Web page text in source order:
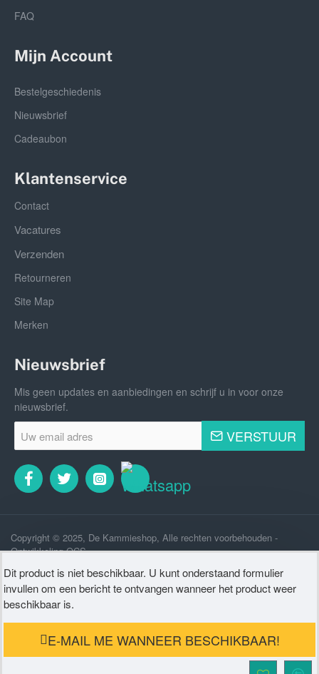
Dit product is niet beschikbaar. U kunt onderstaand formulier
invullen om een bericht te ontvangen wanneer het product weer
beschikbaar is.
E-MAIL ME WANNEER BESCHIKBAAR!
FAQ
Mijn Account
Bestelgeschiedenis
Nieuwsbrief
Cadeaubon
Klantenservice
Contact
Vacatures
Verzenden
Retourneren
Site Map
Merken
Nieuwsbrief
Mis geen updates en aanbiedingen en schrijf u in voor onze
nieuwsbrief.
Uw
email
adres
VERSTUUR
Copyright © 2025, De Kammieshop, Alle rechten voorbehouden -
Ontwikkeling OCS